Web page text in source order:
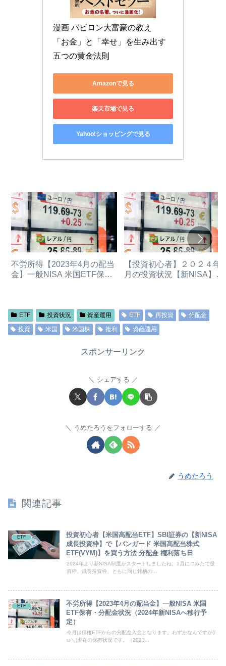
漫画 バビロン大富豪の教え
「お金」と「幸せ」を生み出す
五つの黄金法則
Amazonで見る
楽天市場で見る
Yahoo!ショッピングで見る
不労所得【2023年4月の配当
金】一般NISA 米国ETF保
【投資初心者】２０２４年
月の投資状況【新NISA】つ
米国ETF
ETF 投資状況 資産運用 ETF 再投資
分配金
投資
米国 米国株 複利 資産運用
スポンサーリンク
シェアする
うめたろうをフォローする
うめたろう
関連記事
ETF
投資初心者【米国高配当ETF】SBI証券の【新NISA
成長投資枠】で【バンガード 米国高配当株式
ETF(VYM)】を買う方法 分配金 権利落ち日
2024年より新NISA制度がスタートしましたね。1月につみたて投
資枠、成長投資枠、ともに同じ銘柄の...
ETF
不労所得【2023年4月の配当金】一般NISA 米国
ETF保有・分配金状況（2024年新NISAへ移行予
定）
今月は債権ETFからの分配金入金となります。わずかなんですが(/
ω＼)現在の保有状況です。（2023...